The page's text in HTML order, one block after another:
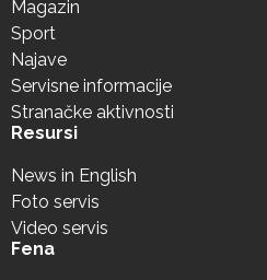
Magazin
Sport
Najave
Servisne informacije
Stranačke aktivnosti
Resursi
News in English
Foto servis
Video servis
Fena